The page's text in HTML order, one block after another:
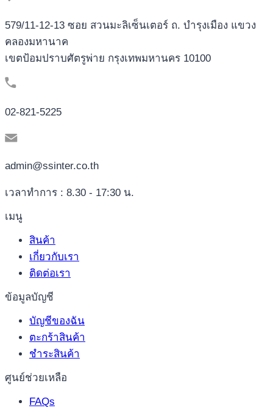
579/11-12-13 ซอย สวนมะลิเซ็นเตอร์ ถ. บำรุงเมือง แขวง
คลองมหานาค
เขตป้อมปราบศัตรูพ่าย กรุงเทพมหานคร 10100
02-821-5225
admin@ssinter.co.th
เวลาทำการ : 8.30 - 17:30 น.
เมนู
สินค้า
เกี่ยวกับเรา
ติดต่อเรา
ข้อมูลบัญชี
บัญชีของฉัน
ตะกร้าสินค้า
ชำระสินค้า
ศูนย์ช่วยเหลือ
FAQs